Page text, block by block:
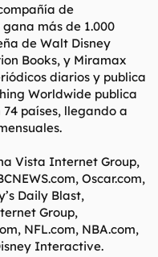
de
más de 1.000
de Walt Disney
Books, y Miramax
diarios y publica
Worldwide publica
países, llegando a
Vista Internet Group,
Oscar.com,
Daily Blast,
Group,
NFL.com, NBA.com,
Interactive.